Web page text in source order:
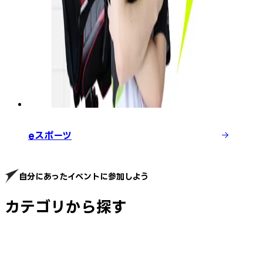
eスポーツ
自分にあったイベントに参加しよう
カテゴリから探す